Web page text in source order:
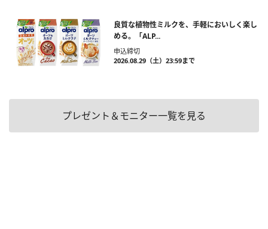
良質な植物性ミルクを、手軽においしく楽し
める。「ALP...
申込締切
2026.08.29（土）23:59まで
プレゼント＆モニター一覧を見る